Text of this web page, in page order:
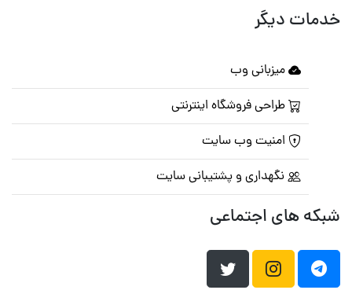
خدمات دیگر
میزبانی وب
طراحی فروشگاه اینترنتی
امنیت وب سایت
نگهداری و پشتیبانی سایت
شبکه های اجتماعی